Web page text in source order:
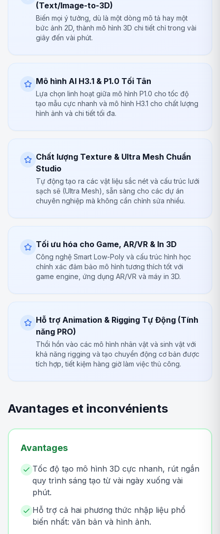
(Text/Image-to-3D)
Biến mọi ý tưởng, dù là một dòng mô tả hay một
bức ảnh 2D, thành mô hình 3D chi tiết chỉ trong vài
giây đến vài phút.
Mô hình AI H3.1 & P1.0 Tối Tân
Lựa chọn linh hoạt giữa mô hình P1.0 cho tốc độ
tạo mẫu cực nhanh và mô hình H3.1 cho chất lượng
hình ảnh và chi tiết tối đa.
Chất lượng Texture & Ultra Mesh Chuẩn
Studio
Tự động tạo ra các vật liệu sắc nét và cấu trúc lưới
sạch sẽ (Ultra Mesh), sẵn sàng cho các dự án
chuyên nghiệp mà không cần chỉnh sửa nhiều.
Tối ưu hóa cho Game, AR/VR & In 3D
Công nghệ Smart Low-Poly và cấu trúc hình học
chính xác đảm bảo mô hình tương thích tốt với
game engine, ứng dụng AR/VR và máy in 3D.
Hỗ trợ Animation & Rigging Tự Động (Tính
năng PRO)
Thổi hồn vào các mô hình nhân vật và sinh vật với
khả năng rigging và tạo chuyển động cơ bản được
tích hợp, tiết kiệm hàng giờ làm việc thủ công.
Avantages et inconvénients
Avantages
Tốc độ tạo mô hình 3D cực nhanh, rút ngắn
quy trình sáng tạo từ vài ngày xuống vài
phút.
Hỗ trợ cả hai phương thức nhập liệu phổ
biến nhất: văn bản và hình ảnh.